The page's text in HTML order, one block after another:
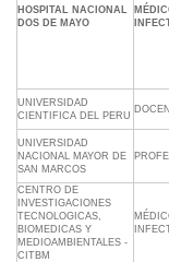
HOSPITAL NACIONAL
DOS DE MAYO
UNIVERSIDAD
CIENTIFICA DEL PERU
UNIVERSIDAD
NACIONAL MAYOR DE
SAN MARCOS
CENTRO DE
INVESTIGACIONES
TECNOLOGICAS,
BIOMEDICAS Y
MEDIOAMBIENTALES -
CITBM